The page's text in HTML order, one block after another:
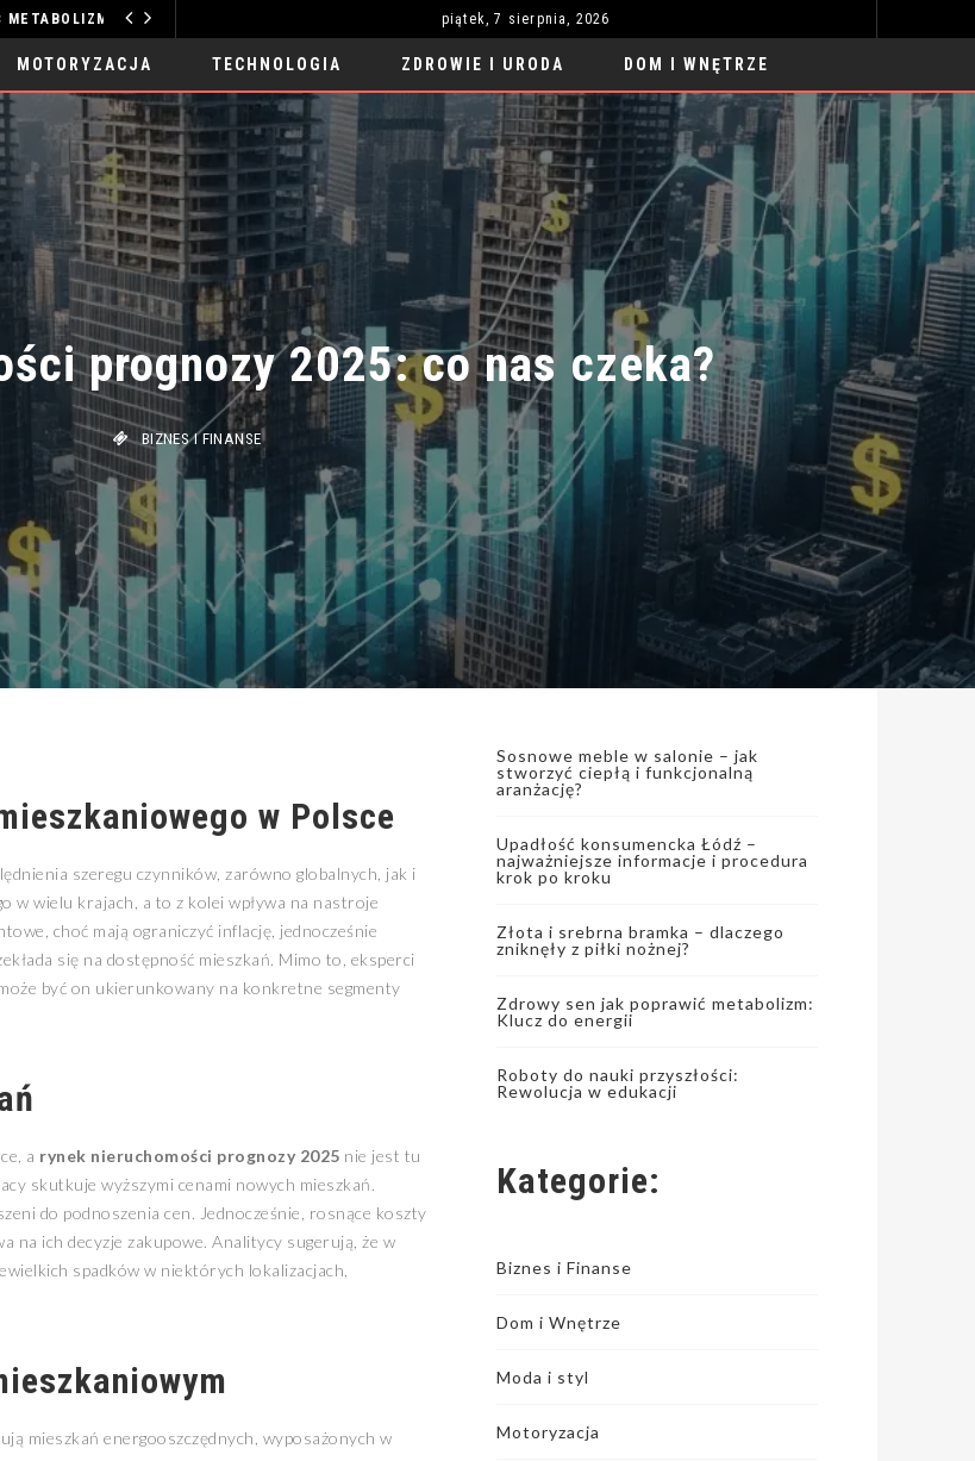
ZDROWY SEN JAK POPRAWIĆ METABOLIZM: KLUCZ DO ENERGII piątek, 7 sierpnia, 2026
MOTORYZACJA TECHNOLOGIA ZDROWIE I URODA DOM I WNĘTRZE
prognozy 2025: co nas czeka?
BIZNES I FINANSE
w Polsce
szeregu czynników, zarówno globalnych, jak i
w wielu krajach, a to z kolei wpływa na nastroje
choć mają ograniczyć inflację, jednocześnie
się na dostępność mieszkań. Mimo to, eksperci
być on ukierunkowany na konkretne segmenty
a rynek nieruchomości prognozy 2025 nie jest tu
skutkuje wyższymi cenami nowych mieszkań.
do podnoszenia cen. Jednocześnie, rosnące koszty
na ich decyzje zakupowe. Analitycy sugerują, że w
spadków w niektórych lokalizacjach,
mieszkań energooszczędnych, wyposażonych w
Sosnowe meble w salonie – jak
stworzyć ciepłą i funkcjonalną
aranżację?
Upadłość konsumencka Łódź –
najważniejsze informacje i procedura
krok po kroku
Złota i srebrna bramka – dlaczego
zniknęły z piłki nożnej?
Zdrowy sen jak poprawić metabolizm:
Klucz do energii
Roboty do nauki przyszłości:
Rewolucja w edukacji
Kategorie:
Biznes i Finanse
Dom i Wnętrze
Moda i styl
Motoryzacja